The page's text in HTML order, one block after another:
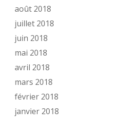
août 2018
juillet 2018
juin 2018
mai 2018
avril 2018
mars 2018
février 2018
janvier 2018